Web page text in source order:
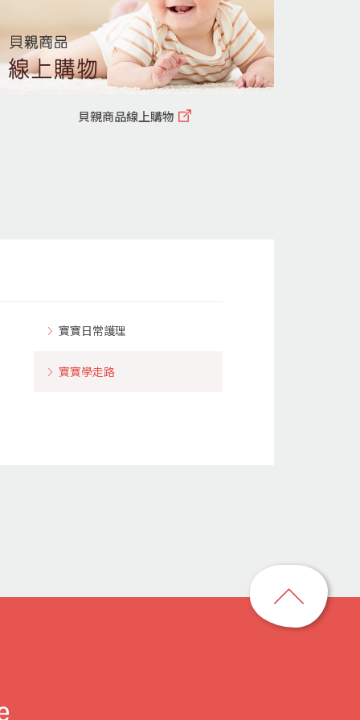
貝親商品線上購物
寶寶日常護理
寶寶學走路
回
到
頁